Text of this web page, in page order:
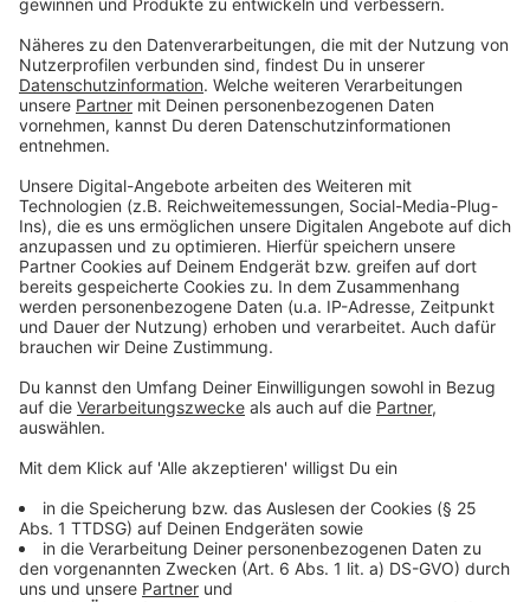
Auch Fahrgäste der deutschen Bahn sind
betroffen
Anzeige
sich im Jahr 2025 auf Streckensperrungen und
Verzögerungen einstellen. Auch Fahrgäste der
Deutschen Bahn müssen in diesem Jahr viel extra Zeit
einplanen. Das Schienennetz in ganz Deutschland wird
momentan von der Deutschen Bahn modernisiert. Bis
2030 sollen insgesamt 40 wichtige Teilstrecken
saniert werden. Betroffen davon sind natürlich auch
Bahnstrecken in ganz NRW.
Anzeige
Diese Bahnstrecken werden 2025 gesperrt
(Stand November 2025)
Anzeige